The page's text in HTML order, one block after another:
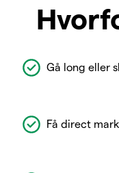
Gå long eller
Få direct